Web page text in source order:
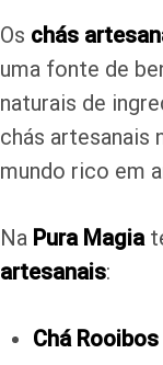
Os chás
uma fonte de
naturais de
chás artesanais
mundo rico em
Na Pura Magia
artesanais:
Chá